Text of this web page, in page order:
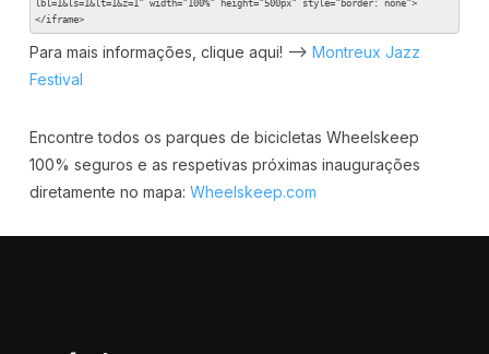
lbl=1&ls=1&lt=1&z=1" width="100%" height="500px" style="border: none">
</iframe>
Para mais informações, clique aqui! –> Montreux Jazz
Festival
Encontre todos os parques de bicicletas Wheelskeep
100% seguros e as respetivas próximas inaugurações
diretamente no mapa: Wheelskeep.com